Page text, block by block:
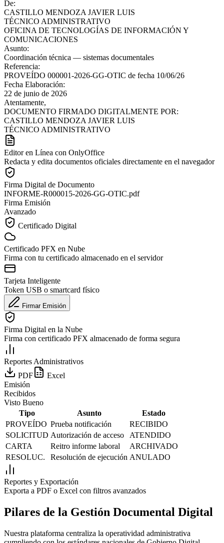
De:
CASTILLO MENDOZA JAVIER LUIS
TÉCNICO ADMINISTRATIVO
OFICINA DE TECNOLOGÍAS DE INFORMACIÓN Y
COMUNICACIONES
Asunto:
Coordinación técnica — sistemas documentales
Referencia:
PROVEÍDO 000001-2026-GG-OTIC de fecha 10/06/26
Fecha Elaboración:
22 de junio de 2026
Atentamente,
DOCUMENTO FIRMADO DIGITALMENTE POR:
CASTILLO MENDOZA JAVIER LUIS
TÉCNICO ADMINISTRATIVO
Editor en Línea con OnlyOffice
Redacta y edita documentos oficiales directamente en el navegador
Firma Digital de Documento
INFORME-R000015-2026-GG-OTIC.pdf
Firma Emisión
Avanzado
Certificado Digital
Certificado PFX en Nube
Firma con tu certificado almacenado en el servidor
Tarjeta Inteligente
Token USB o smartcard físico
Firmar Emisión
Firma Digital en la Nube
Firma con certificado PFX almacenado de forma segura
Reportes Administrativos
PDF
Excel
Emisión
Recibidos
Visto Bueno
Tipo
Asunto
Estado
PROVEÍDO Prueba notificación
RECIBIDO
SOLICITUD Autorización de acceso
ATENDIDO
CARTA
Reitro informe laboral
ARCHIVADO
RESOLUC.
Resolución de ejecución ANULADO
Reportes y Exportación
Exporta a PDF o Excel con filtros avanzados
Pilares de la Gestión Documental Digital
Nuestra plataforma centraliza la operatividad administrativa